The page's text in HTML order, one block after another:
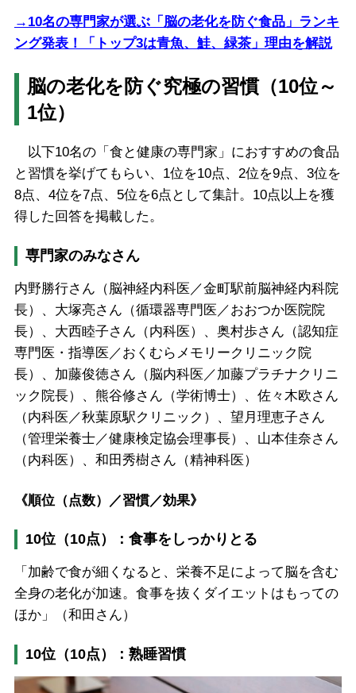
→10名の専門家が選ぶ「脳の老化を防ぐ食品」ランキ
ング発表！「トップ3は青魚、鮭、緑茶」理由を解説
脳の老化を防ぐ究極の習慣（10位～
1位）
以下10名の「食と健康の専門家」におすすめの食品
と習慣を挙げてもらい、1位を10点、2位を9点、3位を
8点、4位を7点、5位を6点として集計。10点以上を獲
得した回答を掲載した。
専門家のみなさん
内野勝行さん（脳神経内科医／金町駅前脳神経内科院
長）、大塚亮さん（循環器専門医／おおつか医院院
長）、大西睦子さん（内科医）、奥村歩さん（認知症
専門医・指導医／おくむらメモリークリニック院
長）、加藤俊徳さん（脳内科医／加藤プラチナクリニ
ック院長）、熊谷修さん（学術博士）、佐々木欧さん
（内科医／秋葉原駅クリニック）、望月理恵子さん
（管理栄養士／健康検定協会理事長）、山本佳奈さん
（内科医）、和田秀樹さん（精神科医）
《順位（点数）／習慣／効果》
10位（10点）：食事をしっかりとる
「加齢で食が細くなると、栄養不足によって脳を含む
全身の老化が加速。食事を抜くダイエットはもっての
ほか」（和田さん）
10位（10点）：熟睡習慣